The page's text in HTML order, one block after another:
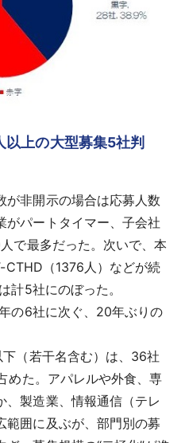
上の大型募集5社判
非開示の場合は応募人数
がパートタイマー、子会社
で最多だった。次いで、本
（1376人）などが続
計5社にのぼった。
の6社に次ぐ、20年ぶりの
（若干名含む）は、36社
めた。アパレルや外食、専
、製造業、情報通信（テレ
範囲に及ぶが、部門別の募